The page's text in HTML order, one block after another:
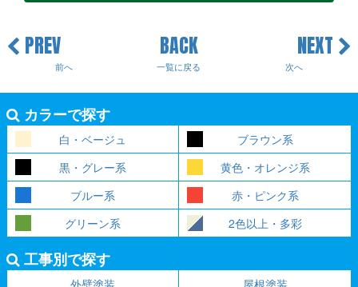
PREV
前へ
BACK
一覧に戻る
NEXT
次へ
カラーで探す
白・ベージュ
ブラウン系
黒・グレー系
黄色・オレンジ系
ブルー系
赤・ピンク系
グリーン系
2色以上・多彩
工事別で探す